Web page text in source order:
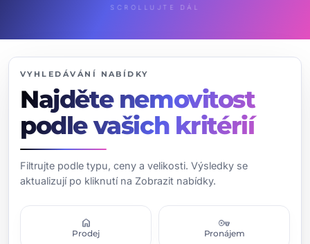
SCROLLUJTE DÁL
VYHLEDÁVÁNÍ NABÍDKY
Najděte nemovitost
podle vašich kritérií
Filtrujte podle typu, ceny a velikosti. Výsledky se
aktualizují po kliknutí na Zobrazit nabídky.
home
Prodej
vpn_key
Pronájem